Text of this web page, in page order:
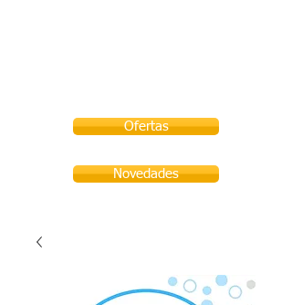
Ofertas
Novedades